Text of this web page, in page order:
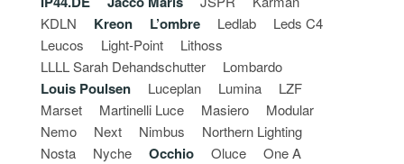
KDLN
Kreon L’ombre Ledlab
Leds C4
Leucos
Light-Point
Lithoss
LLLL Sarah Dehandschutter
Lombardo
Louis Poulsen Luceplan Lumina
LZF
Marset
Martinelli Luce Masiero
Modular
Nemo
Next Nimbus
Northern Lighting
Nosta
Nyche Occhio Oluce
One A